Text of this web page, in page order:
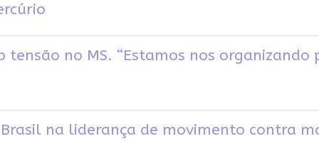
no MS. “Estamos nos organizando
na liderança de movimento contra